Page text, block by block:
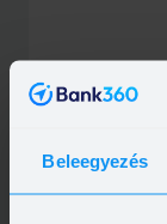
Beleegyezés
A Magyar